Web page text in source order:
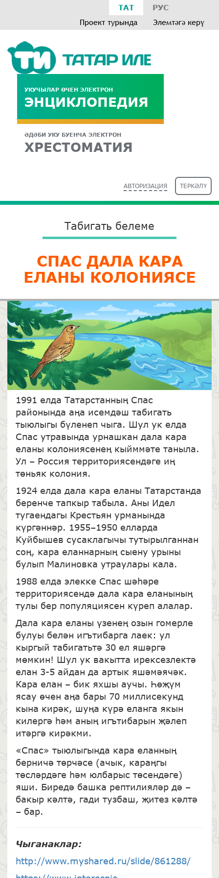
ТАТ РУС
Проект турында Элемтәгә керү
УКУЧЫЛАР ӨЧЕН ЭЛЕКТРОН
ЭНЦИКЛОПЕДИЯ
ӘДӘБИ УКУ БУЕНЧА ЭЛЕКТРОН
ХРЕСТОМАТИЯ
АВТОРИЗАЦИЯ ТЕРКӘЛҮ
Табигать белеме
СПАС ДАЛА КАРА
ЕЛАНЫ КОЛОНИЯСЕ
1991 елда Татарстанның Спас
районында аңа исемдәш табигать
тыюлыгы бүленеп чыга. Шул ук елда
Спас утравында урнашкан дала кара
еланы колониясенең кыйммәте таныла.
Ул – Россия территориясендәге иң
төньяк колония.
1924 елда дала кара еланы Татарстанда
беренче тапкыр табыла. Аны Идел
тугаендагы Крестьян урманында
күргәннәр. 1955–1950 елларда
Куйбышев сусаклагычы тутырылганнан
соң, кара еланнарның сыену урыны
булып Малиновка утраулары кала.
1988 елда элекке Спас шәһәре
территориясендә дала кара еланының
тулы бер популяциясен күреп алалар.
Дала кара еланы үзенең озын гомерле
булуы белән игътибарга лаек: ул
кыргый табигатьтә 30 ел яшәргә
мөмкин! Шул ук вакытта ирексезлектә
елан 3-5 айдан да артык яшәмәячәк.
Кара елан – бик яхшы аучы. Һөҗүм
ясау өчен аңа бары 70 миллисекунд
кына кирәк, шуңа күрә еланга якын
килергә һәм аның игътибарын җәлеп
итәргә кирәкми.
«Спас» тыюлыгында кара еланның
берничә төрчәсе (ачык, караңгы
төсләрдәге һәм юлбарыс төсендәге)
яши. Биредә башка рептилияләр дә –
бакыр кәлтә, гади тузбаш, җитез кәлтә
– бар.
Чыганаклар:
http://www.myshared.ru/slide/861288/